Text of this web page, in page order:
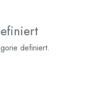
definiert.